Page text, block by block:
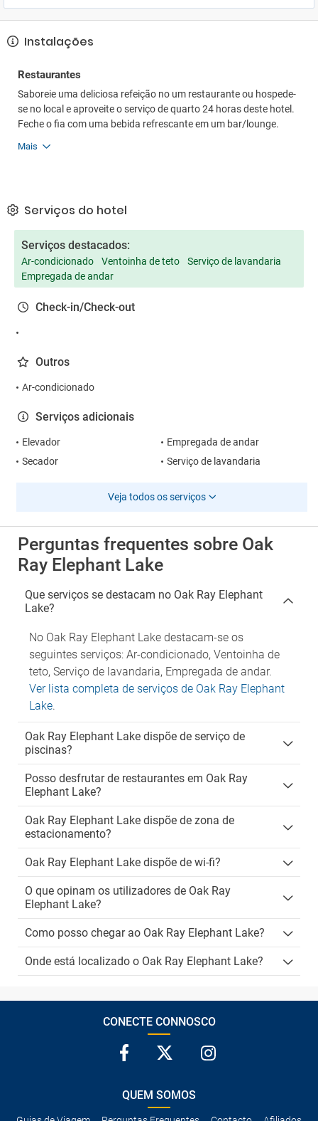
Instalações
Restaurantes
Saboreie uma deliciosa refeição no um restaurante ou hospede-
se no local e aproveite o serviço de quarto 24 horas deste hotel.
Feche o fia com uma bebida refrescante em um bar/lounge.
Mais
Serviços do hotel
Serviços destacados:
Ar-condicionado Ventoinha de teto
Serviço de lavandaria
Empregada de andar
Check-in/Check-out
Outros
Ar-condicionado
Serviços adicionais
Elevador
Empregada de andar
Secador
Serviço de lavandaria
Veja todos os serviços
Perguntas frequentes sobre Oak
Ray Elephant Lake
Que serviços se destacam no Oak Ray Elephant
Lake?
No Oak Ray Elephant Lake destacam-se os
seguintes serviços: Ar-condicionado, Ventoinha de
teto, Serviço de lavandaria, Empregada de andar.
Ver lista completa de serviços de Oak Ray Elephant
Lake.
Oak Ray Elephant Lake dispõe de serviço de
piscinas?
Posso desfrutar de restaurantes em Oak Ray
Elephant Lake?
Oak Ray Elephant Lake dispõe de zona de
estacionamento?
Oak Ray Elephant Lake dispõe de wi-fi?
O que opinam os utilizadores de Oak Ray
Elephant Lake?
Como posso chegar ao Oak Ray Elephant Lake?
Onde está localizado o Oak Ray Elephant Lake?
CONECTE CONNOSCO
QUEM SOMOS